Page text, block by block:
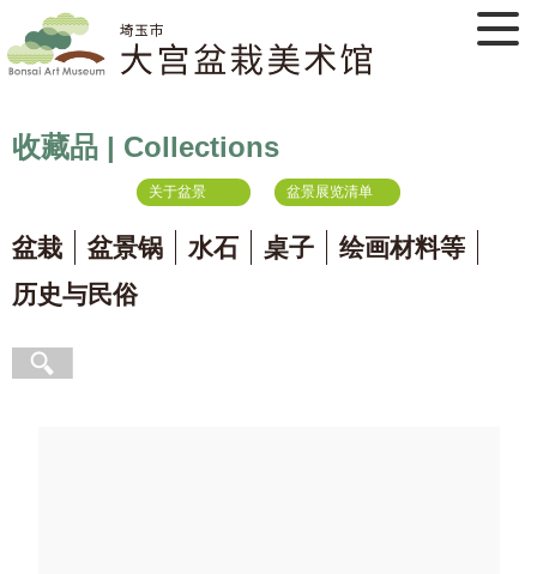
收藏品 | Collections
关于盆景 盆景展览清单
盆栽 盆景锅 水石 桌子
绘画材料等
历史与民俗